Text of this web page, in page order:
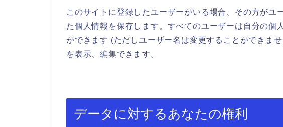
このサイトに登録したユーザーがいる場合、その方がユ
た個人情報を保存します。すべてのユーザーは自分の個
ができます (ただしユーザー名は変更することができま
を表示、編集できます。
データに対するあなたの権利